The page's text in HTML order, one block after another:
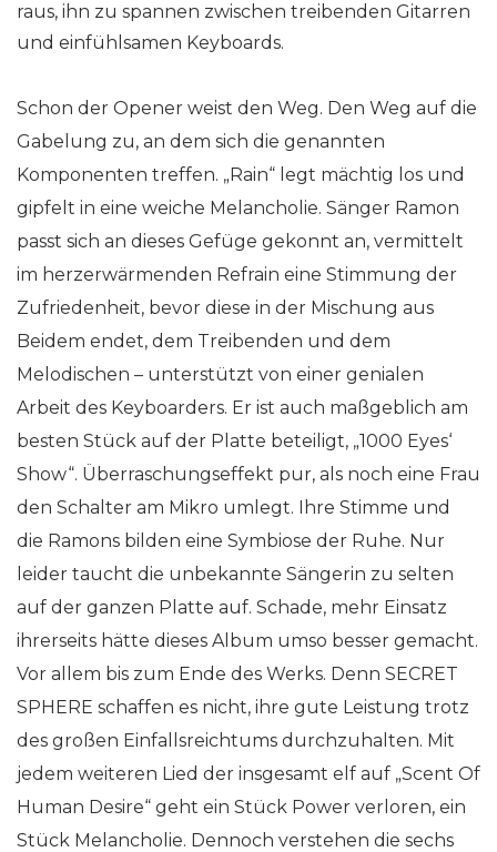
raus, ihn zu spannen zwischen treibenden Gitarren
und einfühlsamen Keyboards.
Schon der Opener weist den Weg. Den Weg auf die
Gabelung zu, an dem sich die genannten
Komponenten treffen. „Rain“ legt mächtig los und
gipfelt in eine weiche Melancholie. Sänger Ramon
passt sich an dieses Gefüge gekonnt an, vermittelt
im herzerwärmenden Refrain eine Stimmung der
Zufriedenheit, bevor diese in der Mischung aus
Beidem endet, dem Treibenden und dem
Melodischen – unterstützt von einer genialen
Arbeit des Keyboarders. Er ist auch maßgeblich am
besten Stück auf der Platte beteiligt, „1000 Eyes‘
Show“. Überraschungseffekt pur, als noch eine Frau
den Schalter am Mikro umlegt. Ihre Stimme und
die Ramons bilden eine Symbiose der Ruhe. Nur
leider taucht die unbekannte Sängerin zu selten
auf der ganzen Platte auf. Schade, mehr Einsatz
ihrerseits hätte dieses Album umso besser gemacht.
Vor allem bis zum Ende des Werks. Denn SECRET
SPHERE schaffen es nicht, ihre gute Leistung trotz
des großen Einfallsreichtums durchzuhalten. Mit
jedem weiteren Lied der insgesamt elf auf „Scent Of
Human Desire“ geht ein Stück Power verloren, ein
Stück Melancholie. Dennoch verstehen die sechs